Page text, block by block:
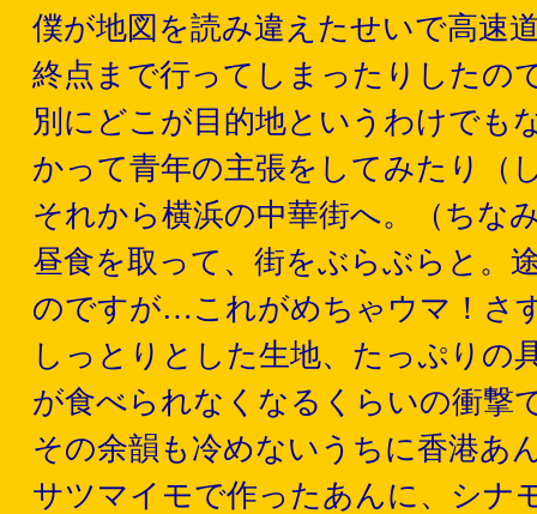
僕が地図を読み違えたせいで高速
終点まで行ってしまったりしたの
別にどこが目的地というわけでも
かって青年の主張をしてみたり（
それから横浜の中華街へ。（ちな
昼食を取って、街をぶらぶらと。
のですが…これがめちゃウマ！さ
しっとりとした生地、たっぷりの
が食べられなくなるくらいの衝撃
その余韻も冷めないうちに香港あ
サツマイモで作ったあんに、シナ